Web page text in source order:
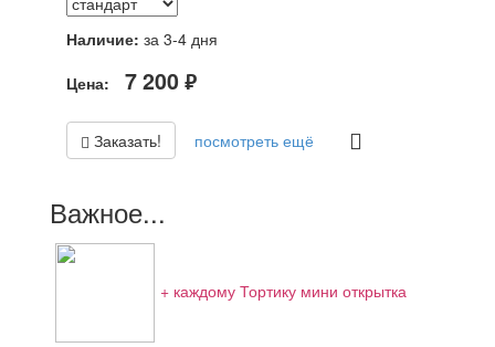
Наличие: за 3-4 дня
Цена:
7 200 руб.
Заказать! посмотреть ещё
Важное...
+ каждому Тортику мини открытка